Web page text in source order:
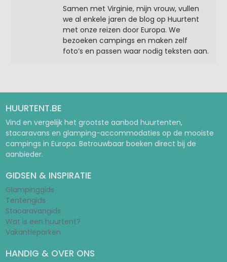
Samen met Virginie, mijn vrouw, vullen
we al enkele jaren de blog op Huurtent
met onze reizen door Europa. We
bezoeken campings en maken zelf
foto’s en passen waar nodig teksten aan.
HUURTENT.BE
Vind en vergelijk het grootste aanbod huurtenten,
stacaravans en glamping-accommodaties op de mooiste
campings in Europa. Betrouwbaar boeken direct bij de
aanbieder.
GIDSEN & INSPIRATIE
Glampinggids
Tentengids
Stacaravangids
Wat is een huurtent?
Vakantieparken
HANDIG & OVER ONS